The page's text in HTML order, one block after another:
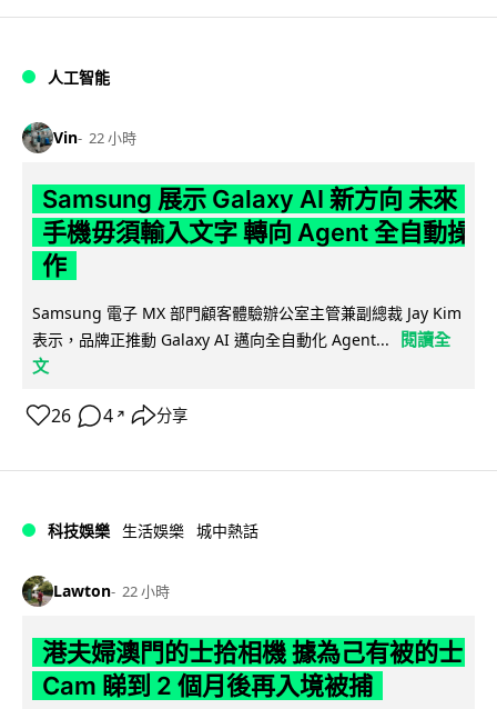
人工智能
Vin 22 小時
Samsung 展示 Galaxy AI 新方向 未來
手機毋須輸入文字 轉向 Agent 全自動操
作
Samsung 電子 MX 部門顧客體驗辦公室主管兼副總裁 Jay Kim
表示，品牌正推動 Galaxy AI 邁向全自動化 Agent...
閱讀全
文
26 4 ↗ 分享
科技娛樂 生活娛樂 城中熱話
Lawton 22 小時
港夫婦澳門的士拾相機 據為己有被的士
Cam 睇到 2 個月後再入境被捕